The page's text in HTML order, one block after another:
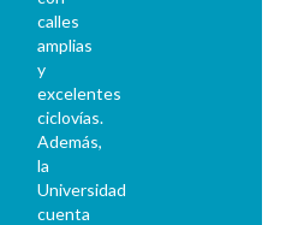
calles
amplias
y
excelentes
ciclovías.
Además,
la
Universidad
cuenta